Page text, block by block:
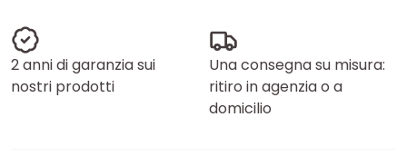
2 anni di garanzia sui
nostri prodotti
Una consegna su misura:
ritiro in agenzia o a
domicilio